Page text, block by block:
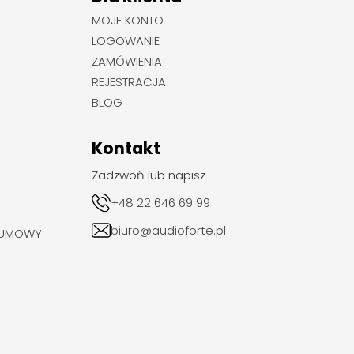
MOJE KONTO
LOGOWANIE
ZAMÓWIENIA
REJESTRACJA
BLOG
Kontakt
Zadzwoń lub napisz
+48 22 646 69 99
biuro@audioforte.pl